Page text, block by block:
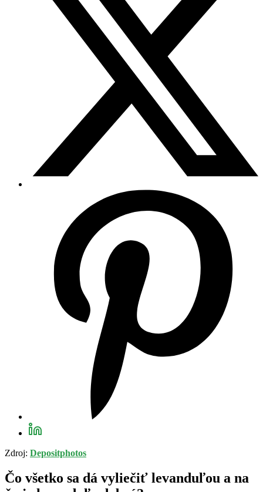
Zdroj: Depositphotos
Čo všetko sa dá vyliečiť levanduľou a na